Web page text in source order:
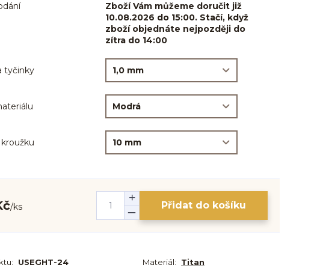
Zboží Vám můžeme doručit již
10.08.2026 do 15:00. Stačí, když
zboží objednáte nejpozději do
zítra do 14:00
tyčinky
/ks Přidat do košíku
USEGHT-24 Materiál:
Titan